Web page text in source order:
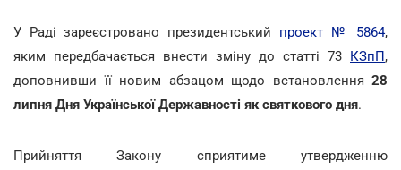
У Раді зареєстровано президентський проект № 5864,
яким передбачається внести зміну до статті 73 КЗпП,
доповнивши її новим абзацом щодо встановлення 28
липня Дня Української Державності як святкового дня.
Прийняття Закону сприятиме утвердженню